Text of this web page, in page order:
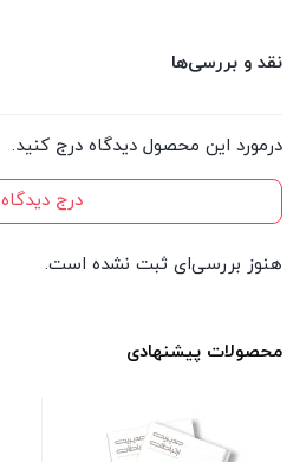
نقد و بررسی‌ها
درمورد این محصول دیدگاه درج کنید.
درج دیدگاه
هنوز بررسی‌ای ثبت نشده است.
محصولات پیشنهادی